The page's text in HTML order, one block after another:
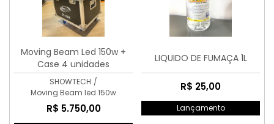
Moving Beam Led 150w +
Case 4 unidades
SHOWTECH /
Moving Beam led 150w
R$ 5.750,00
LIQUIDO DE FUMAÇA 1L
R$ 25,00
Lançamento